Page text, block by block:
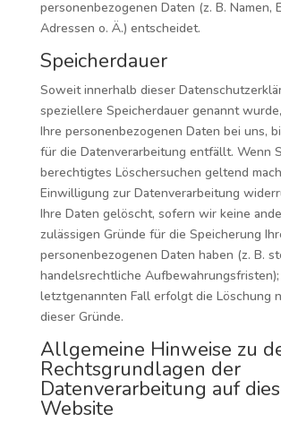
personenbezogenen Daten (z. B. Namen,
Adressen o. Ä.) entscheidet.
Speicherdauer
Soweit innerhalb dieser
speziellere Speicherdauer genannt
Ihre personenbezogenen Daten bei uns,
für die Datenverarbeitung entfällt. Wenn
berechtigtes Löschersuchen geltend
Einwilligung zur Datenverarbeitung
Ihre Daten gelöscht, sofern wir keine
zulässigen Gründe für die Speicherung
personenbezogenen Daten haben (z. B.
handelsrechtliche Aufbewahrungsfristen);
letztgenannten Fall erfolgt die Löschung
dieser Gründe.
Allgemeine Hinweise zu
Rechtsgrundlagen der
Datenverarbeitung auf
Website